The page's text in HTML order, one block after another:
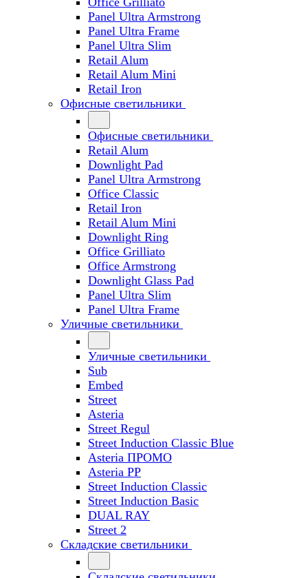
Panel Ultra Armstrong
Panel Ultra Frame
Panel Ultra Slim
Retail Alum
Retail Alum Mini
Retail Iron
Офисные светильники
Офисные светильники
Retail Alum
Downlight Pad
Panel Ultra Armstrong
Office Classic
Retail Iron
Retail Alum Mini
Downlight Ring
Office Grilliato
Office Armstrong
Downlight Glass Pad
Panel Ultra Slim
Panel Ultra Frame
Уличные светильники
Уличные светильники
Sub
Embed
Street
Asteria
Street Regul
Street Induction Classic Blue
Asteria ПРОМО
Asteria PP
Street Induction Classic
Street Induction Basic
DUAL RAY
Street 2
Складские светильники